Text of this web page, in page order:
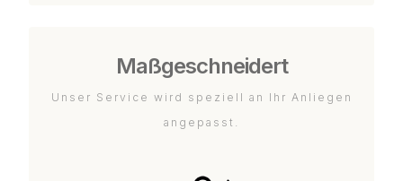
Maßgeschneidert
Unser Service wird speziell an Ihr Anliegen
angepasst.